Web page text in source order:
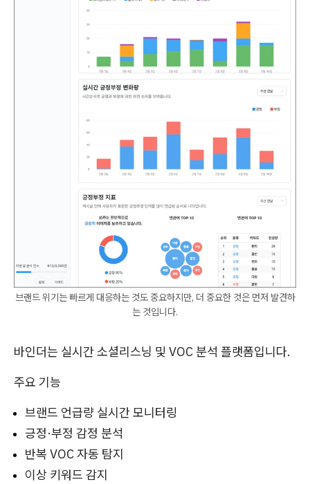
브랜드 위기는 빠르게 대응하는 것도 중요하지만, 더 중요한 것은 먼저 발견하
는 것입니다.
바인더는 실시간 소셜리스닝 및 VOC 분석 플랫폼입니다.
주요 기능
브랜드 언급량 실시간 모니터링
긍정·부정 감정 분석
반복 VOC 자동 탐지
이상 키워드 감지